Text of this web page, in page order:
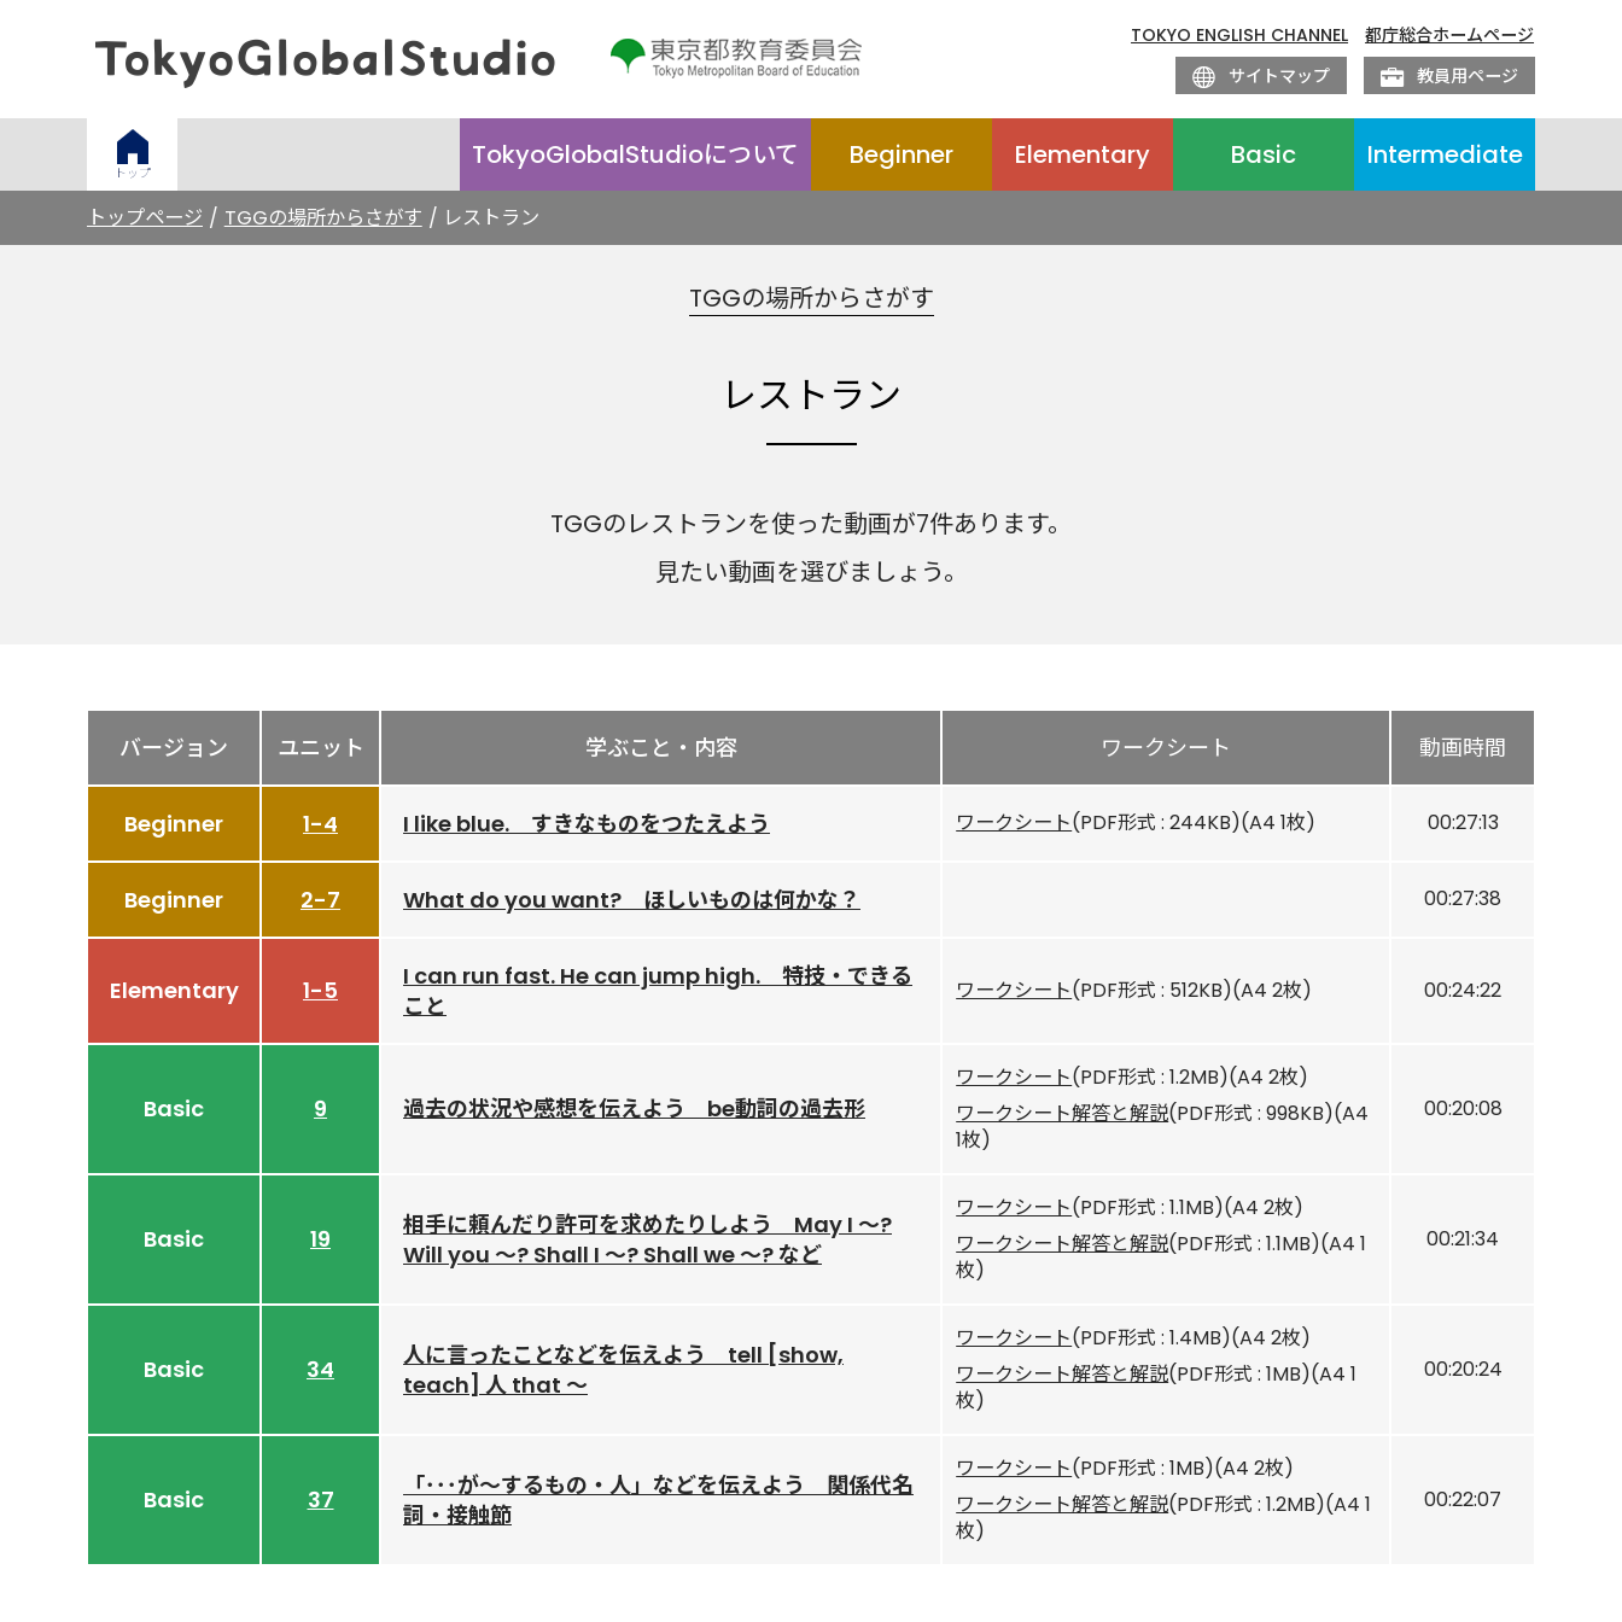
TOKYO ENGLISH CHANNEL
都庁総合ホームページ
サイトマップ
教員用ページ
トップ
TokyoGlobalStudioについて Beginner Elementary Basic Intermediate
トップページ TGGの場所からさがす レストラン
TGGの場所からさがす
レストラン
TGGのレストランを使った動画が7件あります。
見たい動画を選びましょう。
バージョン ユニット 学ぶこと・内容 ワークシート 動画時間
Beginner 1-4 I like blue. すきなものをつたえよう ワークシート(PDF形式 : 244KB)(A4 1枚) 00:27:13
Beginner 2-7 What do you want? ほしいものは何かな？ 00:27:38
Elementary 1-5
I can run fast. He can jump high. 特技・できる
こと
ワークシート(PDF形式 : 512KB)(A4 2枚) 00:24:22
Basic 9 過去の状況や感想を伝えよう be動詞の過去形
ワークシート(PDF形式 : 1.2MB)(A4 2枚)
ワークシート解答と解説(PDF形式 : 998KB)(A4
1枚)
00:20:08
Basic 19
相手に頼んだり許可を求めたりしよう May I ～?
Will you ～? Shall I ～? Shall we ～? など
ワークシート(PDF形式 : 1.1MB)(A4 2枚)
ワークシート解答と解説(PDF形式 : 1.1MB)(A4 1
枚)
00:21:34
Basic 34
人に言ったことなどを伝えよう tell [show,
teach] 人 that ～
ワークシート(PDF形式 : 1.4MB)(A4 2枚)
ワークシート解答と解説(PDF形式 : 1MB)(A4 1
枚)
00:20:24
Basic 37
「･･･が～するもの・人」などを伝えよう 関係代名
詞・接触節
ワークシート(PDF形式 : 1MB)(A4 2枚)
ワークシート解答と解説(PDF形式 : 1.2MB)(A4 1
枚)
00:22:07